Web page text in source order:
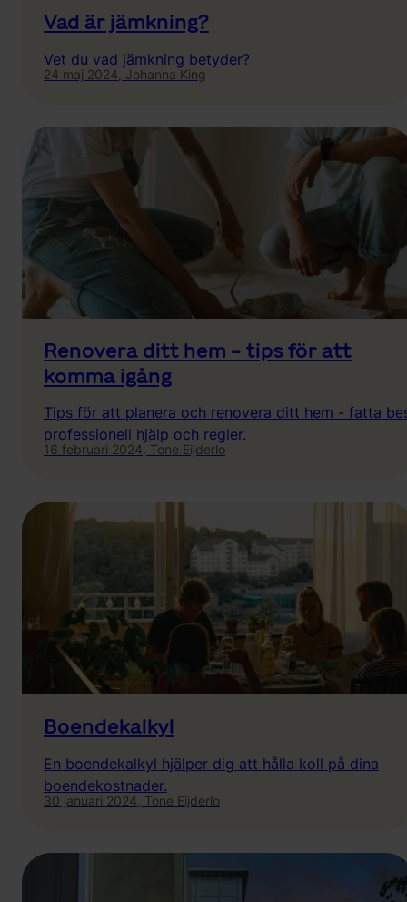
Vad är jämkning?
Vet du vad jämkning betyder?
24 maj 2024, Johanna King
Renovera ditt hem - tips för att
komma igång
Tips för att planera och renovera ditt hem - fatta
professionell hjälp och regler.
16 februari 2024, Tone Eijderlo
Boendekalkyl
En boendekalkyl hjälper dig att hålla koll på dina
boendekostnader.
30 januari 2024, Tone Eijderlo